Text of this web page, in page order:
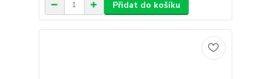
Přidat do košíku